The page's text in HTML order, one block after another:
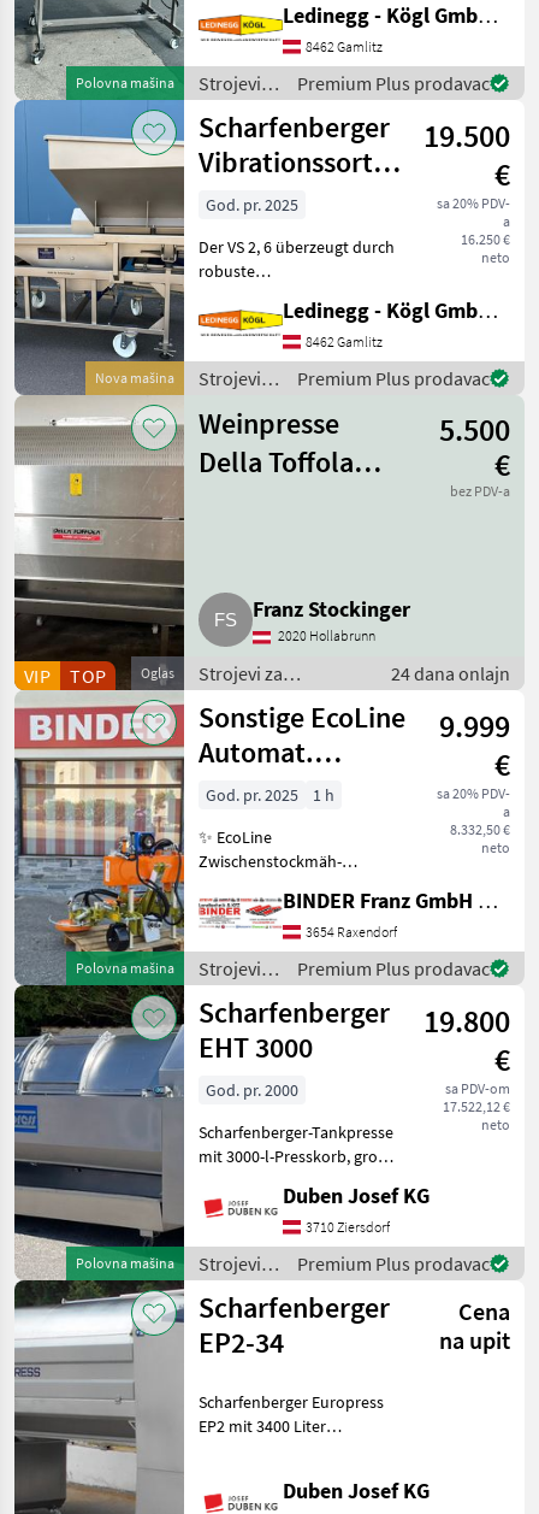
Polovna mašina
Abbeeren, komplett aus
Edelstahl Beschreibung: Die
Scharfenberger Euro Select
wurde für ein besonders
Ledinegg - Kögl GmbH - Obst- und Weinbautechnik
8462 Gamlitz
Strojevi
za
vinogradarstvo
/
Scharfenberger
Premium Plus prodavac
Nova mašina
Scharfenberger
Vibrationssortiertisch
VS 2,6
19.500
€
sa 20% PDV-
a
16.250 €
neto
God. pr. 2025
Der VS 2, 6 überzeugt durch
robuste
Leistungsfähigkeit und
praxisgerechte Ausstattung.
Mit seiner flexiblen
Bauweise und der
Vibrationsaustr
Ledinegg - Kögl GmbH - Obst- und Weinbautechnik
8462 Gamlitz
Strojevi
vinogradarstvo
/
Scharfenberger
Premium Plus prodavac
Oglas
VIP TOP
Weinpresse
Della Toffola
5.500
€
bez PDV-a
Franz Stockinger
2020 Hollabrunn
Strojevi za
vinogradarstvo /
Strojevi za
podrumarstvo
24 dana onlajn
Polovna mašina
Sonstige EcoLine
Automat.
Zwischenstockmäher
Ostraticky
9.999
€
sa 20% PDV-
a
8.332,50 €
neto
God. pr. 2025
1 h
✨ EcoLine
Zwischenstockmäh-
Ostraticky MSO-400HP ✔️
durch Eigenölversorgung
ist Mähen auch ✔️ mit
kleineren Traktoren
problemlos möglich!
BINDER Franz GmbH & CoKG
3654 Raxendorf
Strojevi
za
vinogradarstvo
/ Sonstige
Premium Plus prodavac
Polovna mašina
Scharfenberger
EHT 3000
19.800
€
sa PDV-om
17.522,12 €
neto
God. pr. 2000
Scharfenberger-Tankpresse
mit 3000-l-Presskorb, große
verschiebbaren Türen,
vollautomatische
Steuerung, Display seitlich,
Zentralbefüllungsansch
Duben Josef KG
3710 Ziersdorf
Strojevi
za
vinogradarstvo
/
Scharfenberger
Premium Plus prodavac
Scharfenberger
EP2-34
Cena
na upit
Scharfenberger Europress
EP2 mit 3400 Liter
Displaysteuerung mitDuben Josef KG